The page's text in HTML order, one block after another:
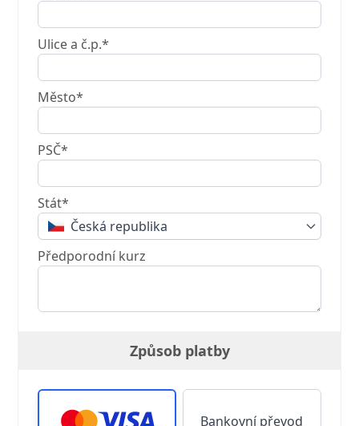
Ulice a č.p.*
Město*
PSČ*
Stát*
Česká republika
Předporodní kurz
Způsob platby
Bankovní převod